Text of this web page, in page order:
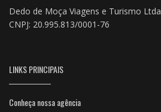
Dedo de Moça Viagens e Turismo Ltda
CNPJ: 20.995.813/0001-76
LINKS PRINCIPAIS
Conheça nossa agência